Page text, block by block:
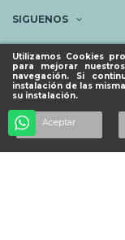
Utilizamos Cookies
para mejorar
navegación. Si
instalación de las
su instalación.
Aceptar
SIGUENOS
NEWSLETTER